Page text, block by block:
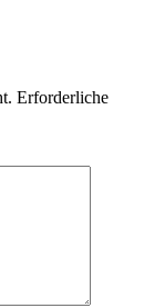
Erforderliche